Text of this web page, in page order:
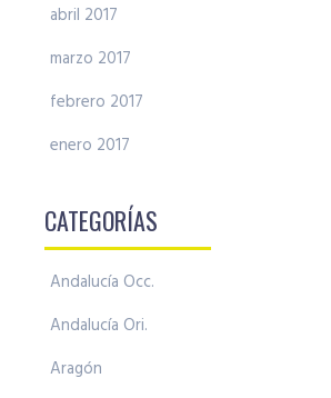
abril 2017
marzo 2017
febrero 2017
enero 2017
CATEGORÍAS
Andalucía Occ.
Andalucía Ori.
Aragón